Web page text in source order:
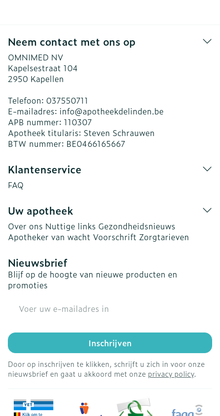
Neem contact met ons op
OMNIMED NV
Kapelsestraat 104
2950 Kapellen
Telefoon: 037550711
E-mailadres: info@apotheekdelinden.be
APB nummer: 110307
Apotheek titularis: Steven Schrauwen
BTW nummer: BE0466165667
Klantenservice
FAQ
Uw apotheek
Over ons Nuttige links Gezondheidsnieuws
Apotheker van wacht Voorschrift Zorgtarieven
Nieuwsbrief
Blijf op de hoogte van nieuwe producten en
promoties
Inschrijven
Door op inschrijven te klikken, schrijft u zich in voor onze
nieuwsbrief en gaat u akkoord met onze privacy policy.